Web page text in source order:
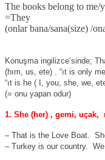
The books belong to me/
=They
(onlar bana/sana(size) /
Konuşma ingilizce’sinde;
(hım, us, ete) . “ıt is only
“ıt is he ( I, you, she, we,
(= onu yapan odur)
1. She (her) , gemi, uçak,
– That is the Love Boat.
– Turkey is our country.